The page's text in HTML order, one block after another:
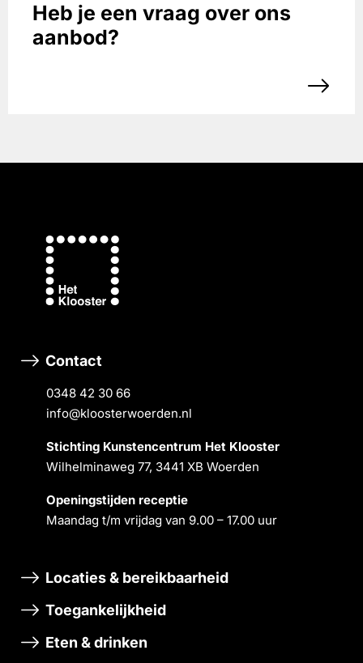
Heb je een vraag over ons
aanbod?
Contact
0348 42 30 66
info@kloosterwoerden.nl
Stichting Kunstencentrum Het Klooster
Wilhelminaweg 77, 3441 XB Woerden
Openingstĳden receptie
Maandag t/m vrĳdag van 9.00 – 17.00 uur
Locaties & bereikbaarheid
Toegankelijkheid
Eten & drinken